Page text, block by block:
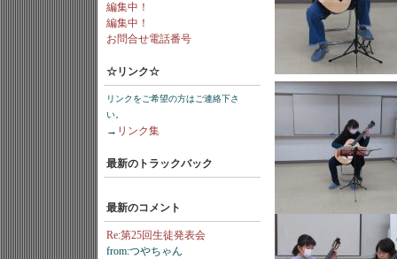
編集中！
編集中！
お問合せ電話番号
☆リンク☆
リンクをご希望の方はご連絡下さ
い。
→ リンク集
最新のトラックバック
最新のコメント
Re:第25回生徒発表会
from:つやちゃん